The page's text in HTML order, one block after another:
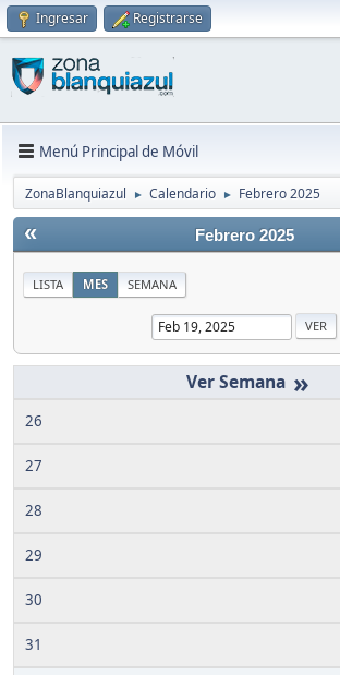
Ingresar Registrarse
Menú Principal de Móvil
ZonaBlanquiazul ► Calendario ► Febrero 2025
« Febrero 2025
LISTA MES SEMANA
»
26
27
28
29
30
31